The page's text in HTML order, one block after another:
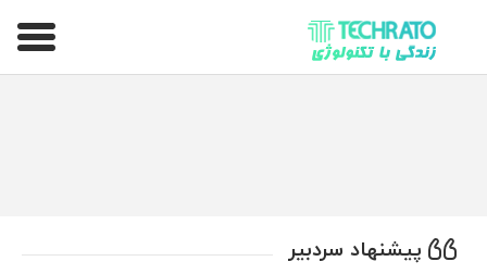
تکراتو – زندگی با تکنولوژی
پیشنهاد سردبیر